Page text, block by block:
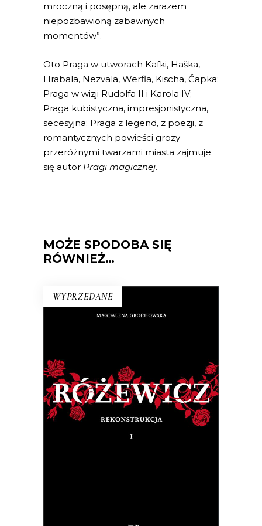
mroczną i posępną, ale zarazem
niepozbawioną zabawnych
momentów”.
Oto Praga w utworach Kafki, Haška,
Hrabala, Nezvala, Werfla, Kischa, Čapka;
Praga w wizji Rudolfa II i Karola IV;
Praga kubistyczna, impresjonistyczna,
secesyjna; Praga z legend, z poezji, z
romantycznych powieści grozy –
przeróżnymi twarzami miasta zajmuje
się autor Pragi magicznej.
MOŻE SPODOBA SIĘ
RÓWNIEŻ…
WYPRZEDANE
RÓŻEWICZ. REKONSTRUKCJA
(tom 1)
Na pytanie: „Kim jesteś?”, Tadeusz
Różewicz odpowiedział przed laty: „Kto
mnie uważnie czyta, ten wie”.